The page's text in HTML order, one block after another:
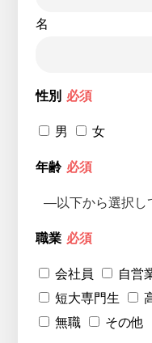
名
性別 必須
男 女
年齢 必須
職業 必須
会社員 自営
短大専門生
無職
その他